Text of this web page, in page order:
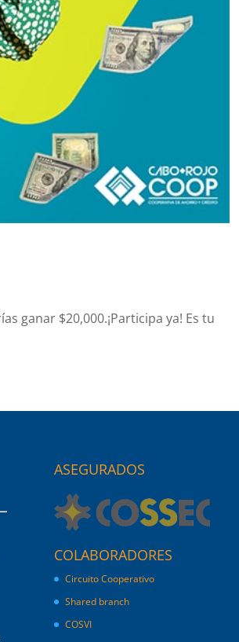
ganar $20,000.¡Participa ya! Es tu
ASEGURADOS
COLABORADORES
Circuito Cooperativo
Shared branch
COSVI